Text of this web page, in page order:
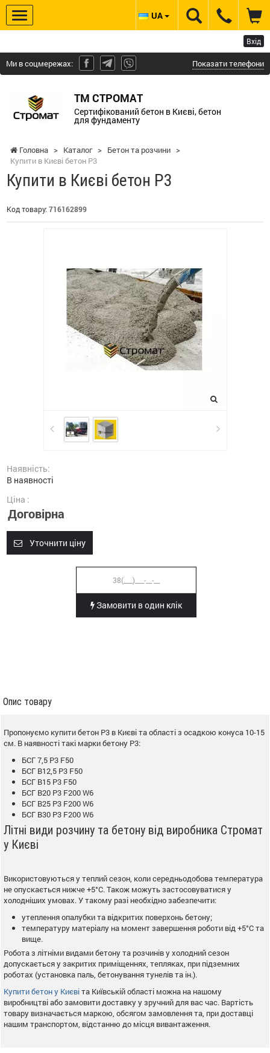
Вхід
Ми в соцмережах: Показати телефони
ТМ СТРОМАТ
Сертифікований бетон в Києві, бетон
для фундаменту
UA
Головна > Каталог > Бетон та розчини >
Купити в Києві бетон Р3
Купити в Києві бетон Р3
Код товару: 716162899
Наявність:
В наявності
Ціна :
Договірна
Уточнити ціну
Замовити в один клік
Опис товару
Пропонуємо купити бетон Р3 в Києві та області з осадкою конуса 10-15
см. В наявності такі марки бетону Р3:
БСГ 7,5 Р3 F50
БСГ В12,5 Р3 F50
БСГ В15 Р3 F50
БСГ В20 Р3 F200 W6
БСГ В25 Р3 F200 W6
БСГ В30 Р3 F200 W6
Літні види розчину та бетону від виробника Стромат
у Києві
Використовуються у теплий сезон, коли середньодобова температура
не опускається нижче +5°С. Також можуть застосовуватися у
холодніших умовах. У такому разі необхідно забезпечити:
утеплення опалубки та відкритих поверхонь бетону;
температуру матеріалу на момент завершення роботи від +5°С та
вище.
Робота з літніми видами бетону та розчинів у холодний сезон
допускається у закритих приміщеннях, тепляках, при підземних
роботах (установка паль, бетонування тунелів та ін.).
Купити бетон у Києвіта Київській області можна на нашому
виробництві або замовити доставку у зручний для вас час. Вартість
товару визначається маркою, обсягом замовлення та, при доставці
нашим транспортом, відстанню до місця вивантаження.